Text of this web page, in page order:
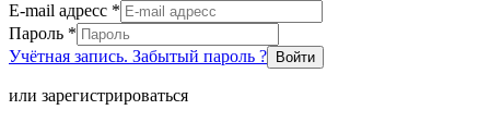
E-mail адресс *
Пароль *
Учётная запись. Забытый пароль ?
Войти
или зарегистрироваться